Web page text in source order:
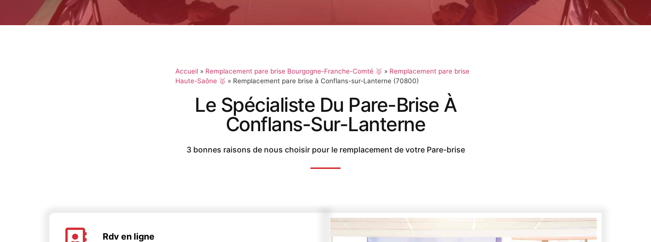
Accueil » Remplacement pare brise Bourgogne-Franche-Comté 🥇 » Remplacement pare brise
Haute-Saône 🥇 » Remplacement pare brise à Conflans-sur-Lanterne (70800)
Le Spécialiste Du Pare-Brise À
Conflans-Sur-Lanterne
3 bonnes raisons de nous choisir pour le remplacement de votre Pare-brise
Rdv en ligne